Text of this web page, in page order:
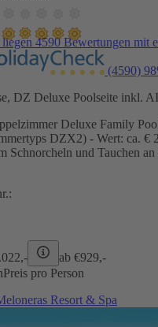
4590 Bewertungen mit
(4590)
DZ Deluxe Poolseite inkl. AI
Deluxe Family
DZX2) - Wert: ca. €
Schnorcheln und Tauchen an
ab €929,-
Preis pro Person
Resort & Spa